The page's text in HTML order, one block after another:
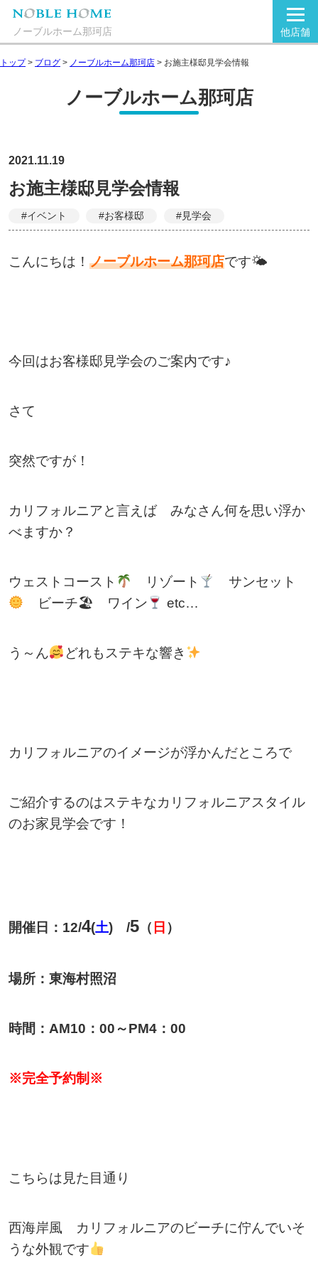
ノーブルホーム那珂店 他店舗
トップ> ブログ > ノーブルホーム那珂店 > お施主様邸見学会情報
ノーブルホーム那珂店
2021.11.19
お施主様邸見学会情報
#イベント #お客様邸 #見学会
こんにちは！ ノーブルホーム那珂店です🌤
今回はお客様邸見学会のご案内です♪
さて
突然ですが！
カリフォルニアと言えば みなさん何を思い浮か
べますか？
ウェストコースト リゾート
サンセット
ビーチ🏖 ワイン
etc…
う～ん どれもステキな響き
カリフォルニアのイメージが浮かんだところで
ご紹介するのはステキなカリフォルニアスタイル
のお家見学会です！
開催日：12/4(土) /5（ 日 ）
場所：東海村照沼
時間：AM10：00～PM4：00
※完全予約制※
こちらは見た目通り
西海岸風 カリフォルニアのビーチに佇んでいそ
うな外観です